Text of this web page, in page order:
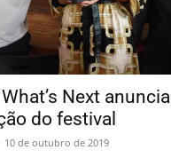
Next anuncia
do festival
10 de outubro de 2019